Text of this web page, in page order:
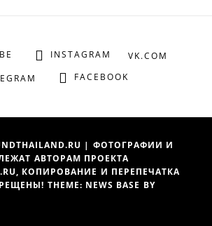
INSTAGRAM
VK.COM
FACEBOOK
| ФОТОГРАФИИ И
АВТОРАМ ПРОЕКТА
КОПИРОВАНИЕ И ПЕРЕПЕЧАТКА
THEME: NEWS BASE BY